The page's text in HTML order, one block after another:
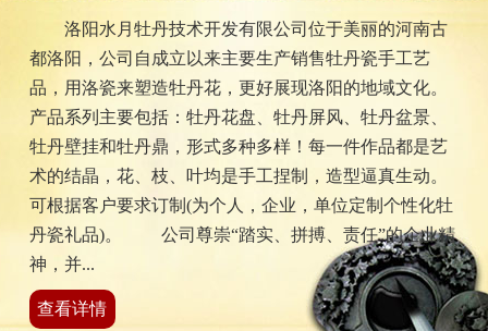
洛阳水月牡丹技术开发有限公司位于美丽的河南古
都洛阳，公司自成立以来主要生产销售牡丹瓷手工艺
品，用洛瓷来塑造牡丹花，更好展现洛阳的地域文化。
产品系列主要包括：牡丹花盘、牡丹屏风、牡丹盆景、
牡丹壁挂和牡丹鼎，形式多种多样！每一件作品都是艺
术的结晶，花、枝、叶均是手工捏制，造型逼真生动。
可根据客户要求订制(为个人，企业，单位定制个性化牡
丹瓷礼品)。 公司尊崇“踏实、拼搏、责任”的企业精
神，并...
查看详情